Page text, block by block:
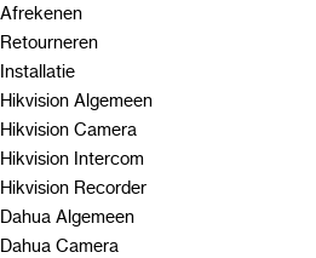
Afrekenen
Retourneren
Installatie
Hikvision Algemeen
Hikvision Camera
Hikvision Intercom
Hikvision Recorder
Dahua Algemeen
Dahua Camera